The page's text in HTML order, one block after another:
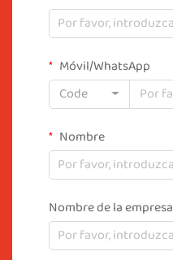
Móvil/WhatsApp
Code
Nombre
Nombre de la empresa